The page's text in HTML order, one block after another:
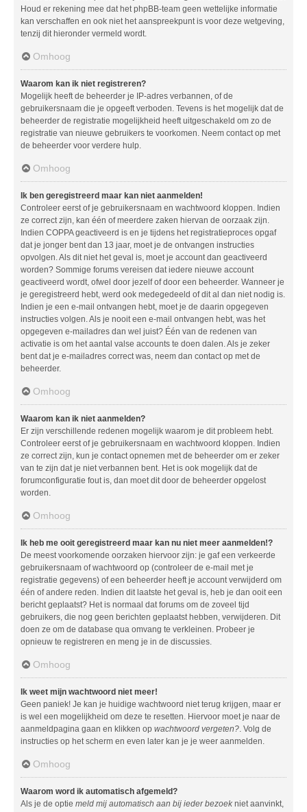
Houd er rekening mee dat het phpBB-team geen wettelijke informatie
kan verschaffen en ook niet het aanspreekpunt is voor deze wetgeving,
tenzij dit hieronder vermeld wordt.
Omhoog
Waarom kan ik niet registreren?
Mogelijk heeft de beheerder je IP-adres verbannen, of de
gebruikersnaam die je opgeeft verboden. Tevens is het mogelijk dat de
beheerder de registratie mogelijkheid heeft uitgeschakeld om zo de
registratie van nieuwe gebruikers te voorkomen. Neem contact op met
de beheerder voor verdere hulp.
Omhoog
Ik ben geregistreerd maar kan niet aanmelden!
Controleer eerst of je gebruikersnaam en wachtwoord kloppen. Indien
ze correct zijn, kan één of meerdere zaken hiervan de oorzaak zijn.
Indien COPPA geactiveerd is en je tijdens het registratieproces opgaf
dat je jonger bent dan 13 jaar, moet je de ontvangen instructies
opvolgen. Als dit niet het geval is, moet je account dan geactiveerd
worden? Sommige forums vereisen dat iedere nieuwe account
geactiveerd wordt, ofwel door jezelf of door een beheerder. Wanneer je
je geregistreerd hebt, werd ook medegedeeld of dit al dan niet nodig is.
Indien je een e-mail ontvangen hebt, moet je de daarin opgegeven
instructies volgen. Als je nooit een e-mail ontvangen hebt, was het
opgegeven e-mailadres dan wel juist? Één van de redenen van
activatie is om het aantal valse accounts te doen dalen. Als je zeker
bent dat je e-mailadres correct was, neem dan contact op met de
beheerder.
Omhoog
Waarom kan ik niet aanmelden?
Er zijn verschillende redenen mogelijk waarom je dit probleem hebt.
Controleer eerst of je gebruikersnaam en wachtwoord kloppen. Indien
ze correct zijn, kun je contact opnemen met de beheerder om er zeker
van te zijn dat je niet verbannen bent. Het is ook mogelijk dat de
forumconfiguratie fout is, dan moet dit door de beheerder opgelost
worden.
Omhoog
Ik heb me ooit geregistreerd maar kan nu niet meer aanmelden!?
De meest voorkomende oorzaken hiervoor zijn: je gaf een verkeerde
gebruikersnaam of wachtwoord op (controleer de e-mail met je
registratie gegevens) of een beheerder heeft je account verwijderd om
één of andere reden. Indien dit laatste het geval is, heb je dan ooit een
bericht geplaatst? Het is normaal dat forums om de zoveel tijd
gebruikers, die nog geen berichten geplaatst hebben, verwijderen. Dit
doen ze om de database qua omvang te verkleinen. Probeer je
opnieuw te registreren en meng je in de discussies.
Omhoog
Ik weet mijn wachtwoord niet meer!
Geen paniek! Je kan je huidige wachtwoord niet terug krijgen, maar er
is wel een mogelijkheid om deze te resetten. Hiervoor moet je naar de
aanmeldpagina gaan en klikken op wachtwoord vergeten? . Volg de
instructies op het scherm en even later kan je je weer aanmelden.
Omhoog
Waarom word ik automatisch afgemeld?
Als je de optie meld mij automatisch aan bij ieder bezoek niet aanvinkt,